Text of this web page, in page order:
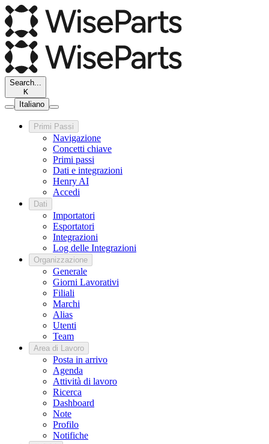
Search...
K
Italiano
Primi Passi
Navigazione
Concetti chiave
Primi passi
Dati e integrazioni
Henry AI
Accedi
Dati
Importatori
Esportatori
Integrazioni
Log delle Integrazioni
Organizzazione
Generale
Giorni Lavorativi
Filiali
Marchi
Alias
Utenti
Team
Area di Lavoro
Posta in arrivo
Agenda
Attività di lavoro
Ricerca
Dashboard
Note
Profilo
Notifiche